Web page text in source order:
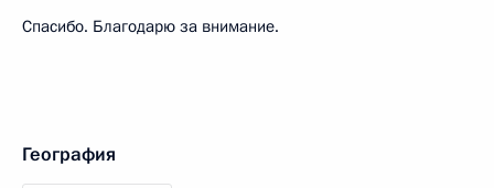
Спасибо. Благодарю за внимание.
География